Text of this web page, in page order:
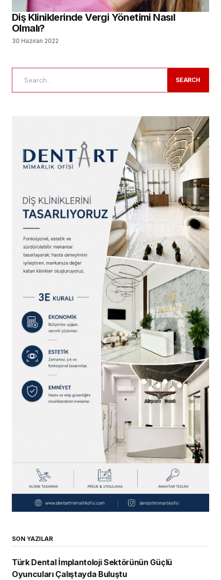
Diş Kliniklerinde Vergi Yönetimi Nasıl
Olmalı?
30 Haziran 2022
SEARCH
SON YAZILAR
Türk Dental İmplantoloji Sektörünün Güçlü
Oyuncuları Çalıştayda Buluştu